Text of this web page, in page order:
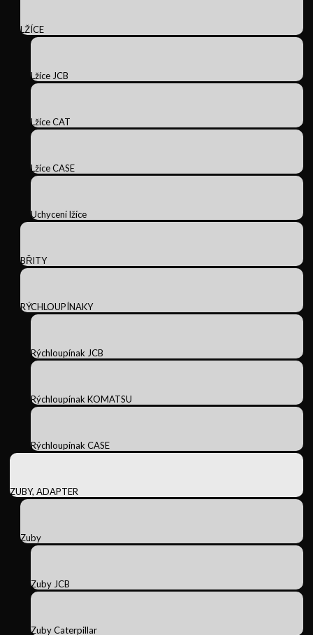
LŽÍCE
Lžíce JCB
Lžíce CAT
Lžíce CASE
Uchycení lžíce
BŘITY
RÝCHLOUPÍNAKY
Rýchloupínak JCB
Rýchloupínak KOMATSU
Rýchloupínak CASE
ZUBY, ADAPTER
Zuby
Zuby JCB
Zuby Caterpillar